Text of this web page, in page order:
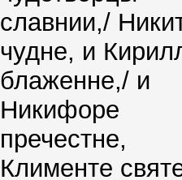
славнии,/
чудне, и
блаженне,/ и
Никифоре
пречестне,
Клименте